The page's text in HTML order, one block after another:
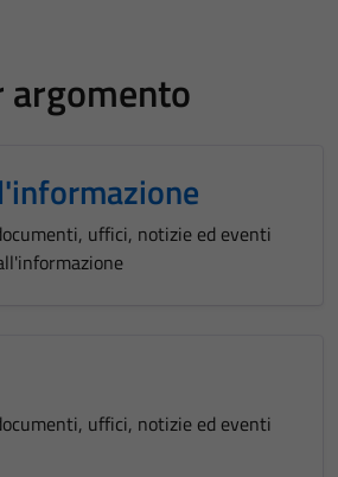
argomento
uffici, notizie ed eventi
uffici, notizie ed eventi